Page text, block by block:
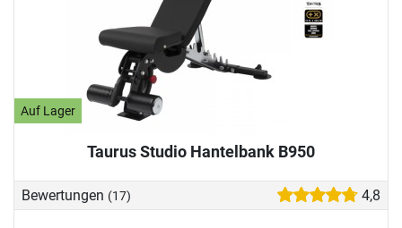
Auf Lager
Taurus Studio Hantelbank B950
Bewertungen (17) 4,8